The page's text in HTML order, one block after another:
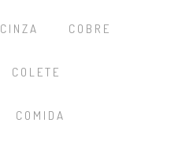
CINZA COBRE
COLETE
COMIDA